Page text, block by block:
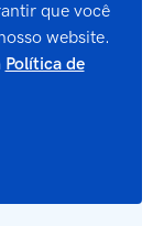
e
que você
website.
Política de